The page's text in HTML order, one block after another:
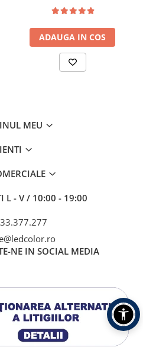
ADAUGA IN COS
MEU
L - V / 10:00 - 19:00
NE IN SOCIAL MEDIA